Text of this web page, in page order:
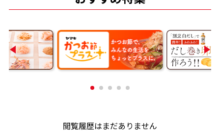
だしパック
閲覧履歴はまだありません